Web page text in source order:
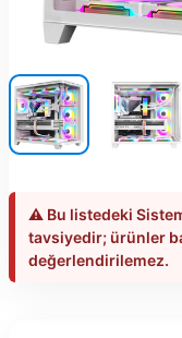
⚠️ Bu listedeki
tavsiyedir; ürünler
değerlendirilemez.